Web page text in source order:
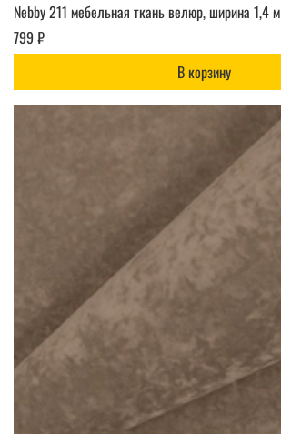
Nebby 211 мебельная ткань велюр, ширина 1,4 м
799 ₽
В корзину